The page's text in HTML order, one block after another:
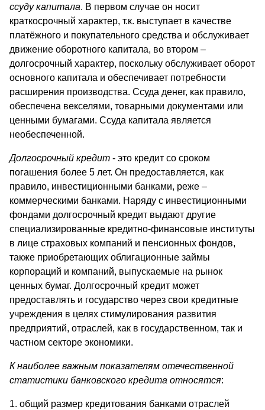
ссуду капитала. В первом случае он носит
краткосрочный характер, т.к. выступает в качестве
платёжного и покупательного средства и обслуживает
движение оборотного капитала, во втором –
долгосрочный характер, поскольку обслуживает оборот
основного капитала и обеспечивает потребности
расширения производства. Ссуда денег, как правило,
обеспечена векселями, товарными документами или
ценными бумагами. Ссуда капитала является
необеспеченной.
Долгосрочный кредит - это кредит со сроком
погашения более 5 лет. Он предоставляется, как
правило, инвестиционными банками, реже –
коммерческими банками. Наряду с инвестиционными
фондами долгосрочный кредит выдают другие
специализированные кредитно-финансовые институты
в лице страховых компаний и пенсионных фондов,
также приобретающих облигационные займы
корпораций и компаний, выпускаемые на рынок
ценных бумаг. Долгосрочный кредит может
предоставлять и государство через свои кредитные
учреждения в целях стимулирования развития
предприятий, отраслей, как в государственном, так и
частном секторе экономики.
К наиболее важным показателям отечественной
статистики банковского кредита относятся:
1. общий размер кредитования банками отраслей